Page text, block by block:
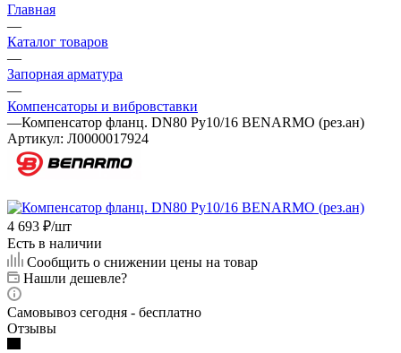
Главная
—
Каталог товаров
—
Запорная арматура
—
Компенсаторы и вибровставки
—Компенсатор фланц. DN80 Ру10/16 BENARMO (рез.ан)
Артикул: Л0000017924
4 693 ₽/шт
Есть в наличии
Сообщить о снижении цены на товар
Нашли дешевле?
Самовывоз сегодня - бесплатно
Отзывы